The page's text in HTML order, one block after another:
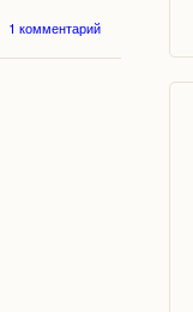
о Жанна д'Арк -
национальная героиня
1 комментарий